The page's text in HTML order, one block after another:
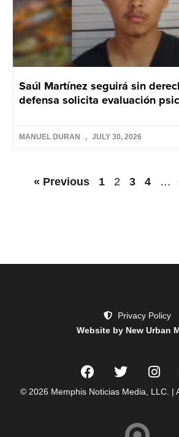
Saúl Martínez seguirá sin
defensa solicita evaluación
MANUEL DURAN JULY 30, 2026
« Previous 1 2 3 4 …
Privacy Policy
Website by New Urban
© 2026 Memphis Noticias Media, LLC. |